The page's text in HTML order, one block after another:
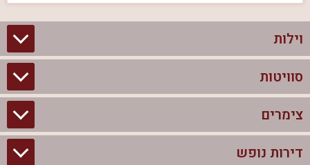
וילות
וילות בצפון
וילות להשכרה
סוויטות
סוויטות בצפון
צימרים לזוגות עם בריכה פרטית
צימרים
צימרים בצפון
דירות נופש